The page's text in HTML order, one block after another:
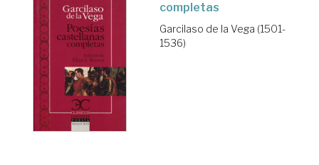
completas
Garcilaso de la Vega (1501-
1536)